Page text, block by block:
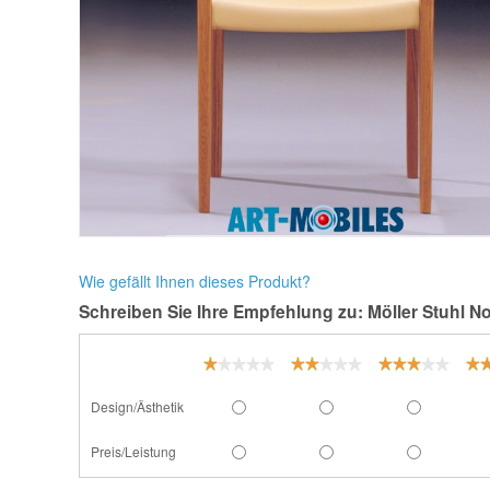
Wie gefällt Ihnen dieses Produkt?
Schreiben Sie Ihre Empfehlung zu: Möller Stuhl
Design/Ästhetik
Preis/Leistung